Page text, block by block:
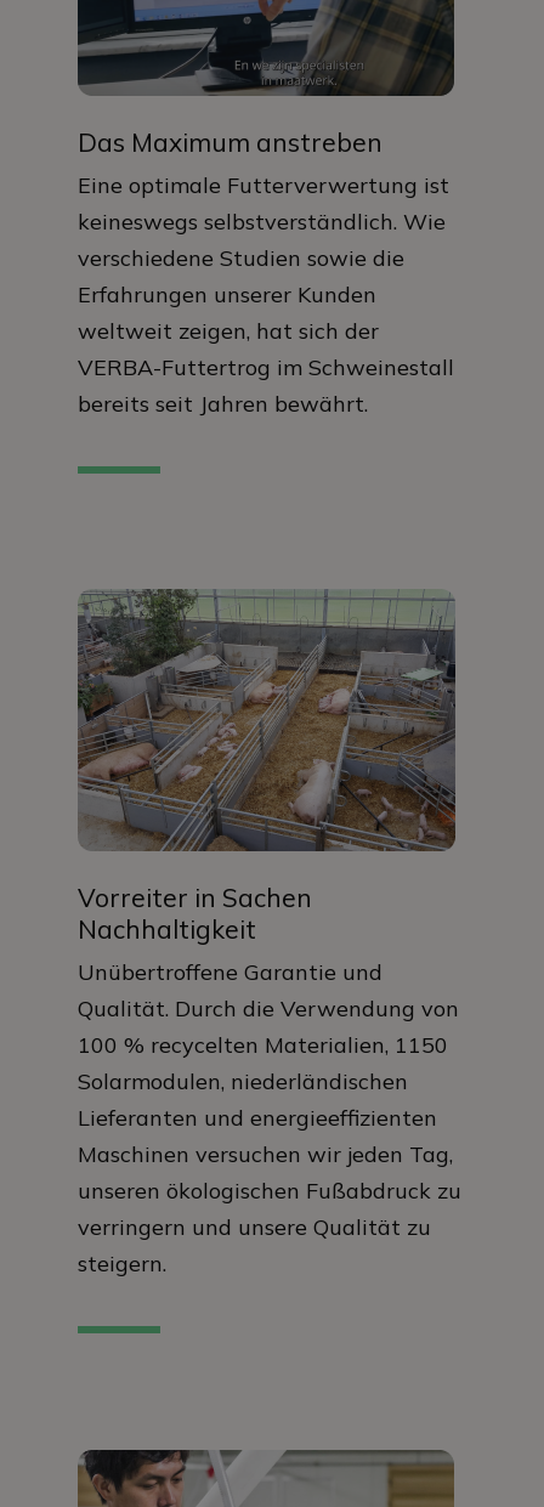
Das Maximum anstreben
Eine optimale Futterverwertung ist
keineswegs selbstverständlich. Wie
verschiedene Studien sowie die
Erfahrungen unserer Kunden
weltweit zeigen, hat sich der
VERBA-Futtertrog im Schweinestall
bereits seit Jahren bewährt.
Vorreiter in Sachen
Nachhaltigkeit
Unübertroffene Garantie und
Qualität. Durch die Verwendung von
100 % recycelten Materialien, 1150
Solarmodulen, niederländischen
Lieferanten und energieeffizienten
Maschinen versuchen wir jeden Tag,
unseren ökologischen Fußabdruck zu
verringern und unsere Qualität zu
steigern.